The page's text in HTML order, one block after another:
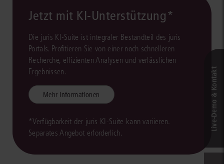
Jetzt mit KI-Unterstützung*
Die juris KI-Suite ist integraler Bestandteil des juris
Portals. Profitieren Sie von einer noch schnelleren
Recherche, effizienten Analysen und verlässlichen
Ergebnissen.
Mehr Informationen
*Verfügbarkeit der juris KI-Suite kann variieren.
Separates Angebot erforderlich.
Live‑Demo & Kontakt